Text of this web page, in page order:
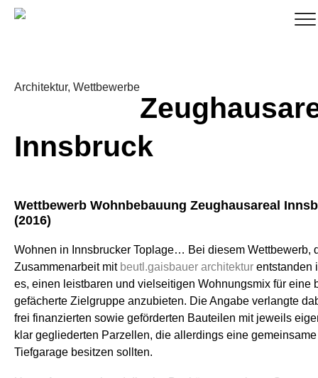
Architektur, Wettbewerbe
Innsbruck
Wettbewerb Wohnbebauung Zeughausareal
(2016)
Wohnen in Innsbrucker Toplage… Bei diesem Wettbewerb,
Zusammenarbeit mit beutl.gaisbauer architektur entstanden
es, einen leistbaren und vielseitigen Wohnungsmix für eine
gefächerte Zielgruppe anzubieten. Die Angabe verlangte
frei finanzierten sowie geförderten Bauteilen mit jeweils
klar gegliederten Parzellen, die allerdings eine gemeinsame
Tiefgarage besitzen sollten.